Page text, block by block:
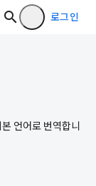
로그인
언어로 번역합니